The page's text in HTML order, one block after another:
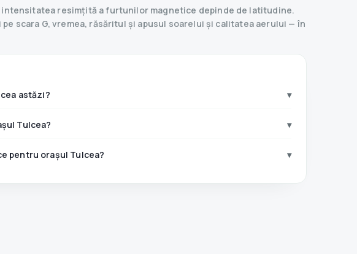
resimțită a furtunilor magnetice depinde de latitudine.
scara G, vremea, răsăritul și apusul soarelui și calitatea aerului — în
astăzi? ▾
Tulcea? ▾
pentru orașul Tulcea? ▾